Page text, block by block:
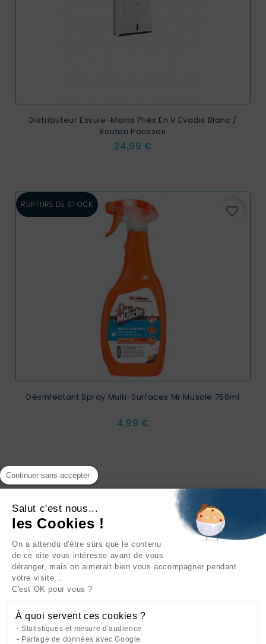
Distributeur Essuie-Mains Pliés En V Evadis Blanc /
Bouton Poussoir
Prix
24,99 €
RUPTURE DE STOCK favorite_border
Désinfectant Spray Multi-Surfaces Mr Muscle 750ml
Prix
4,99 €
INFORMATIONS
NOTRE SOCIÉTÉ
NOS PRODUITS
CATÉGORIES
Continuer sans accepter
Salut c'est nous...
les Cookies !
On a attendu d'être sûrs que le contenu
de ce site vous intéresse avant de vous
déranger, mais on aimerait bien vous accompagner pendant
votre visite...
C'est OK pour vous ?
À quoi servent ces cookies ?
Statistiques et mesure d'audience
Partage de données avec Google